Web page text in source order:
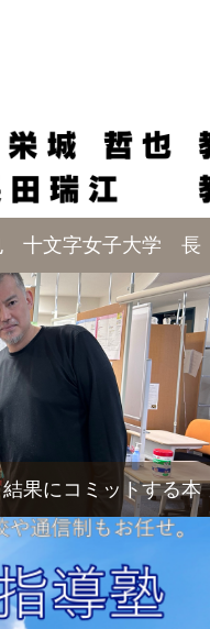
十文字女子大学 長
果にコミットする本